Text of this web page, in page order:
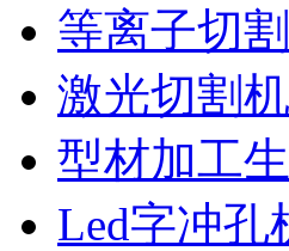
等离子切
激光切割机
型材加工
Led字冲孔